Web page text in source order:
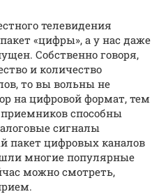
телевидения
«цифры», а у нас даже
Собственно говоря,
и количество
то вы вольны не
на цифровой формат, тем
способны
сигналы
пакет цифровых каналов
многие популярные
можно смотреть,